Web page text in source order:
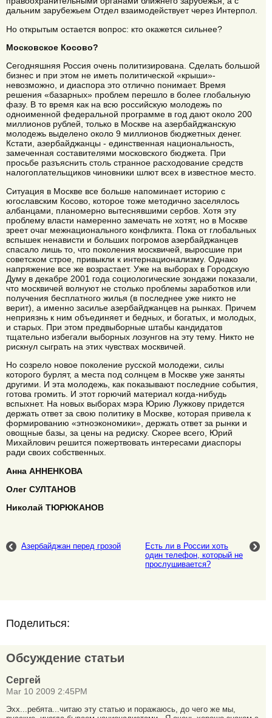
дальним зарубежьем Отдел взаимодействует через Интерпол.
Но открытым остается вопрос: кто окажется сильнее?
Московское Косово?
Сегодняшняя Россия очень политизирована. Сделать большой
бизнес и при этом не иметь политической «крыши»-
невозможно, и диаспора это отлично понимает. Время
решения «базарных» проблем перешло в более глобальную
фазу. В то время как на всю российскую молодежь по
одноименной федеральной программе в год дают около 200
миллионов рублей, только в Москве на азербайджанскую
молодежь выделено около 9 миллионов бюджетных денег.
Кстати, азербайджанцы - единственная национальность,
замеченная составителями московского бюджета. При
просьбе разъяснить столь странное расходование средств
налогоплательщиков чиновники шлют всех в известное место.
Ситуация в Москве все больше напоминает историю с
югославским Косово, которое тоже методично заселялось
албанцами, планомерно вытеснявшими сербов. Хотя эту
проблему власти намеренно замечать не хотят, но в Москве
зреет очаг межнационального конфликта. Пока от глобальных
вспышек ненависти и больших погромов азербайджанцев
спасало лишь то, что поколения москвичей, выросшие при
советском строе, привыкли к интернационализму. Однако
напряжение все же возрастает. Уже на выборах в Городскую
Думу в декабре 2001 года социологические зондажи показали,
что москвичей волнуют не столько проблемы заработков или
получения бесплатного жилья (в последнее уже никто не
верит), а именно засилье азербайджанцев на рынках. Причем
неприязнь к ним объединяет и бедных, и богатых, и молодых,
и старых. При этом предвыборные штабы кандидатов
тщательно избегали выборных лозунгов на эту тему. Никто не
рискнул сыграть на этих чувствах москвичей.
Но созрело новое поколение русской молодежи, силы
которого бурлят, а места под солнцем в Москве уже заняты
другими. И эта молодежь, как показывают последние события,
готова громить. И этот горючий материал когда-нибудь
вспыхнет. На новых выборах мэра Юрию Лужкову придется
держать ответ за свою политику в Москве, которая привела к
формированию «этноэкономики», держать ответ за рынки и
овощные базы, за цены на редиску. Скорее всего, Юрий
Михайлович решится пожертвовать интересами диаспоры
ради своих собственных.
Анна АННЕНКОВА
Олег СУЛТАНОВ
Николай ТЮРЮКАНОВ
Азербайджан перед грозой
Есть ли в России хоть
один телефон, который не
прослушивается?
Поделиться:
Обсуждение статьи
Сергей
Mar 10 2009 2:45PM
Эхх...ребята...читаю эту статью и поражаюсь, до чего же мы,